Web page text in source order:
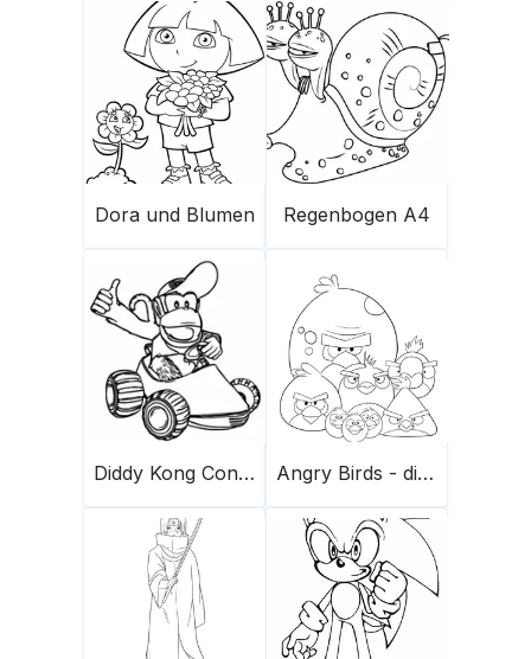
Dora und Blumen Regenbogen A4
Diddy Kong Conduce Un Coche Scaled Angry Birds - die Herde